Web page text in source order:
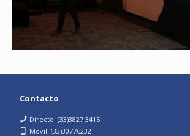
Contacto
Directo: (33)3827 3415
Movil: (33)30776232